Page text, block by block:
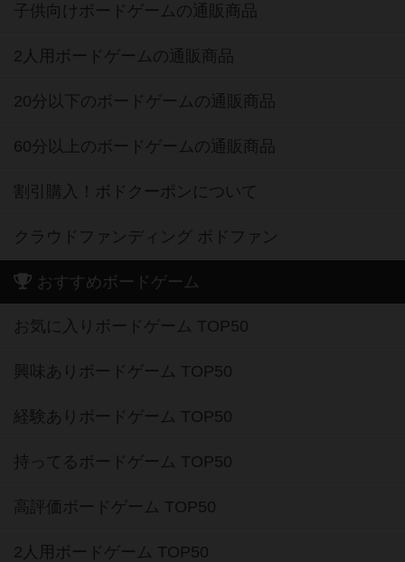
子供向けボードゲームの通販商品
2人用ボードゲームの通販商品
20分以下のボードゲームの通販商品
60分以上のボードゲームの通販商品
割引購入！ボドクーポンについて
クラウドファンディング ボドファン
おすすめボードゲーム
お気に入りボードゲーム TOP50
興味ありボードゲーム TOP50
経験ありボードゲーム TOP50
持ってるボードゲーム TOP50
高評価ボードゲーム TOP50
2人用ボードゲーム TOP50